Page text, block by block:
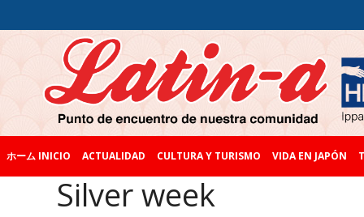
ホーム INICIO ACTUALIDAD CULTURA Y TURISMO VIDA EN JAPÓN
Silver week